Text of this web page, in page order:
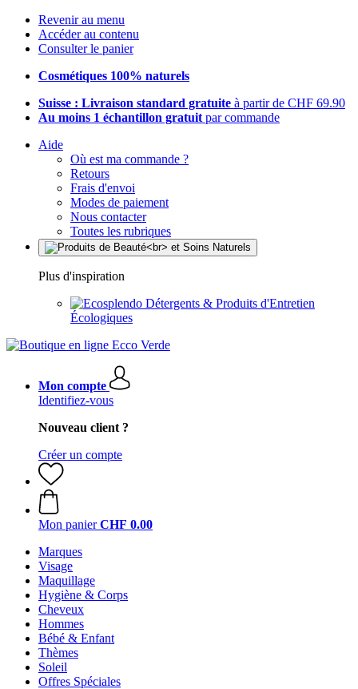
Revenir au menu
Accéder au contenu
Consulter le panier
Cosmétiques 100% naturels
Suisse : Livraison standard gratuite à partir de CHF 69.90
Au moins 1 échantillon gratuit par commande
Aide
Où est ma commande ?
Retours
Frais d'envoi
Modes de paiement
Nous contacter
Toutes les rubriques
Plus d'inspiration
Détergents & Produits d'Entretien
Écologiques
Mon compte
Identifiez-vous
Nouveau client ?
Créer un compte
Mon panier CHF 0.00
Marques
Visage
Maquillage
Hygiène & Corps
Cheveux
Hommes
Bébé & Enfant
Thèmes
Soleil
Offres Spéciales